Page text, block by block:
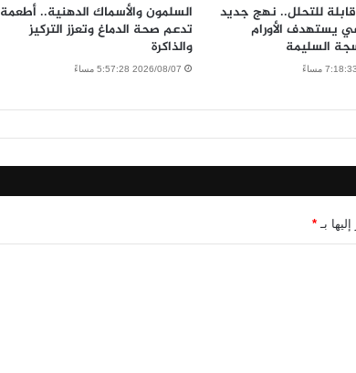
للتحلل.. نهج جديد
يستهدف الأورام
السليمة
السلمون والأسماك الدهنية.. أطعمة
تدعم صحة الدماغ وتعزز التركيز
والذاكرة
2026/08/07 5:57:28 مساءً
بـ *